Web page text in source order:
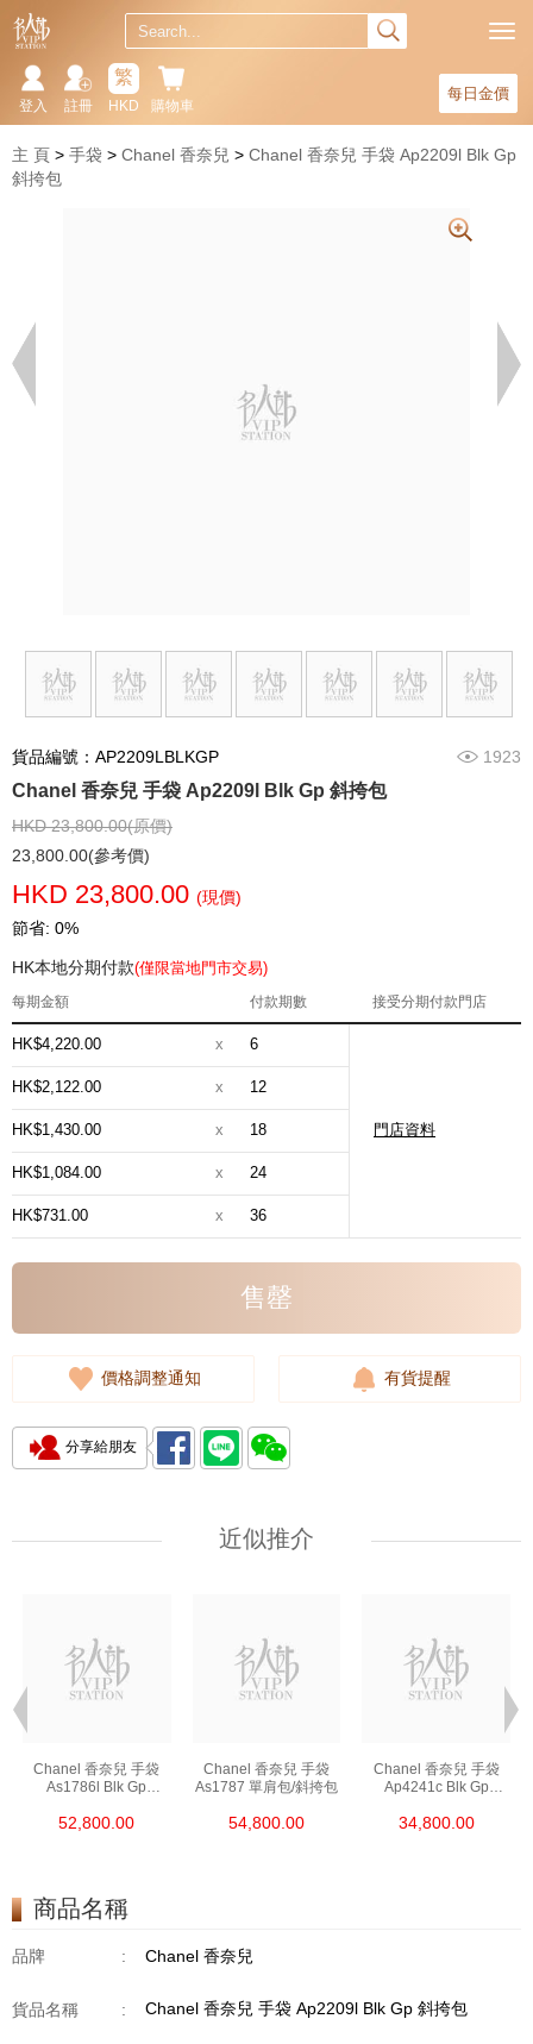
每日金價
購物車
繁
HKD
註冊
登入
主 頁 手袋 Chanel 香奈兒
Chanel 香奈兒 手袋 Ap2209l Blk Gp
斜挎包
貨品編號：AP2209LBLKGP 1923
Chanel 香奈兒 手袋 Ap2209l Blk Gp 斜挎包
HKD 23,800.00(原價)
23,800.00(參考價)
HKD 23,800.00 (現價)
節省: 0%
HK本地分期付款(僅限當地門市交易)
每期金額 付款期數 接受分期付款門店
HK$4,220.00 x 6
門店資料
HK$2,122.00 x 12
HK$1,430.00 x 18
HK$1,084.00 x 24
HK$731.00 x 36
售罄
價格調整通知 有貨提醒
分享給朋友
近似推介
Chanel 香奈兒 手袋
As1786l Blk Gp
52,800.00
Chanel 香奈兒 手袋
As1787 單肩包/斜挎包
54,800.00
Chanel 香奈兒 手袋
Ap4241c Blk Gp
34,800.00
商品名稱
品牌 : Chanel 香奈兒
貨品名稱 : Chanel 香奈兒 手袋 Ap2209l Blk Gp 斜挎包